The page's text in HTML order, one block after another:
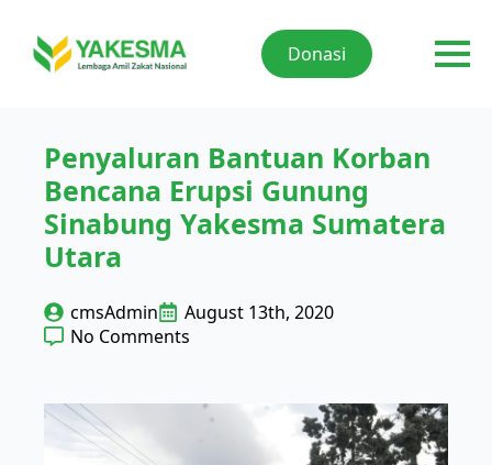
Donasi
Penyaluran Bantuan Korban
Bencana Erupsi Gunung
Sinabung Yakesma Sumatera
Utara
cmsAdmin
August 13th, 2020
No Comments